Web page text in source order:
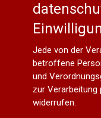
Jede von der
betroffene
und
zur Verarbeitung
widerrufen.